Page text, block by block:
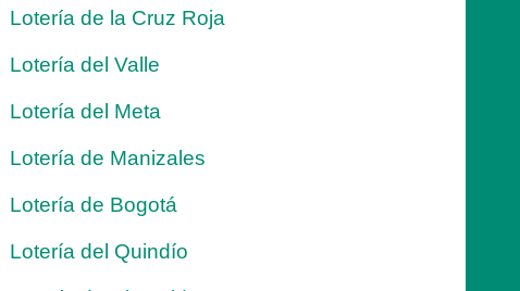
Lotería de la Cruz Roja
Lotería del Valle
Lotería del Meta
Lotería de Manizales
Lotería de Bogotá
Lotería del Quindío